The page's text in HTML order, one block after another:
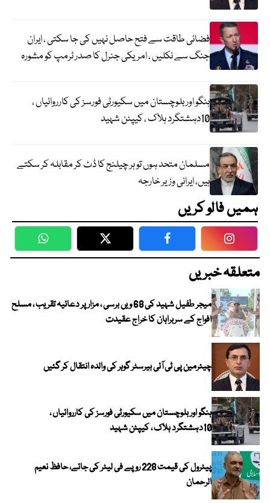
فضائی طاقت سے فتح حاصل نہیں کی جا سکتی ، ایران
جنگ سے نکلیں ، امریکی جنرل کا صدر ٹرمپ کو مشورہ
ہنگو اور بلوچستان میں سکیورٹی فورسز کی کارروائیاں ،
10دہشتگرد ہلاک ، کیپٹن شہید
مسلمان متحد ہوں تو ہر چیلنج کا ڈٹ کر مقابلہ کر سکتے
ہیں، ایرانی وزیر خارجہ
ہمیں فالو کریں
WhatsApp Twitter Facebook
متعلقہ خبریں
میجر طفیل شہید کی 68 ویں برسی ، مزار پر دعائیہ تقریب ، مسلح
افواج کے سربراہان کا خراج عقیدت
چیئرمین پی ٹی آئی بیرسٹر گوہر کی والدہ انتقال کر گئیں
ہنگو اور بلوچستان میں سکیورٹی فورسز کی کارروائیاں ،
10دہشتگرد ہلاک ، کیپٹن شہید
پیٹرول کی قیمت 228 روپے فی لیٹر کی جائے، حافظ نعیم
الرحمان